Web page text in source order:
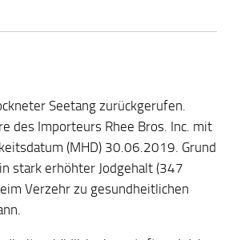
Seetang zurückgerufen.
des Importeurs Rhee Bros. Inc. mit
(MHD) 30.06.2019. Grund
stark erhöhter Jodgehalt (347
Verzehr zu gesundheitlichen